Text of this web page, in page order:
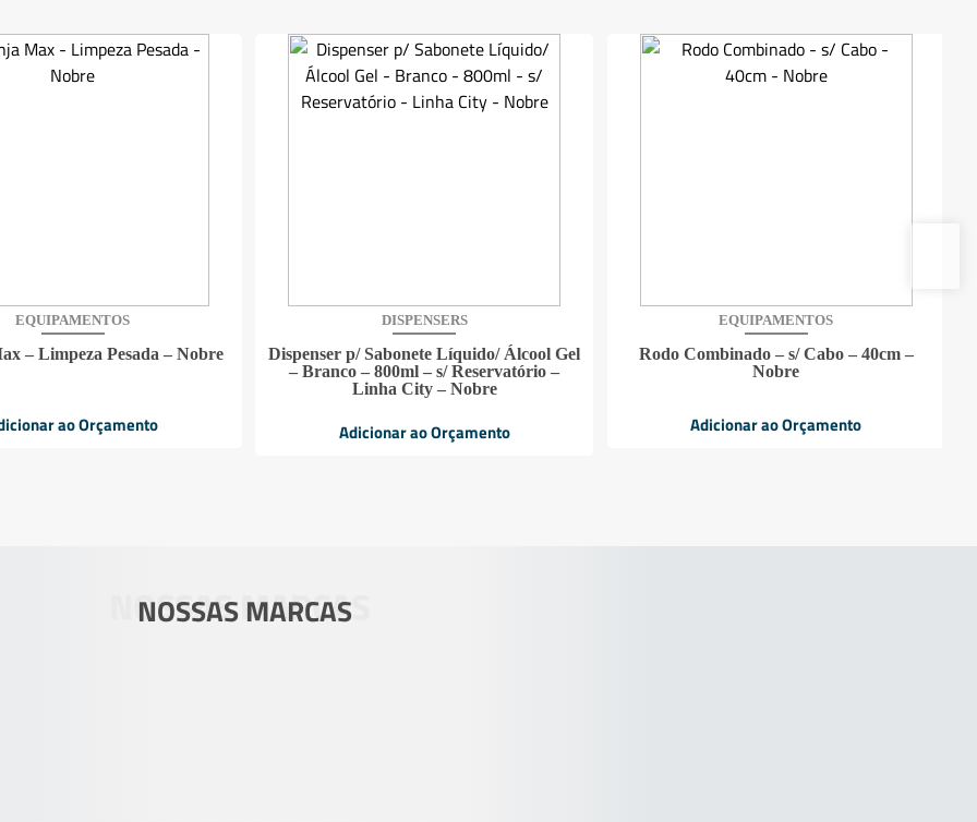
EQUIPAMENTOS
– Limpeza Pesada – Nobre
ao Orçamento
DISPENSERS
Dispenser p/ Sabonete Líquido/ Álcool Gel
– Branco – 800ml – s/ Reservatório –
Linha City – Nobre
Adicionar ao Orçamento
EQUIPAMENTOS
Rodo Combinado – s/ Cabo – 40cm –
Nobre
Adicionar ao Orçamento
NOSSAS MARCAS
NOSSAS MARCAS